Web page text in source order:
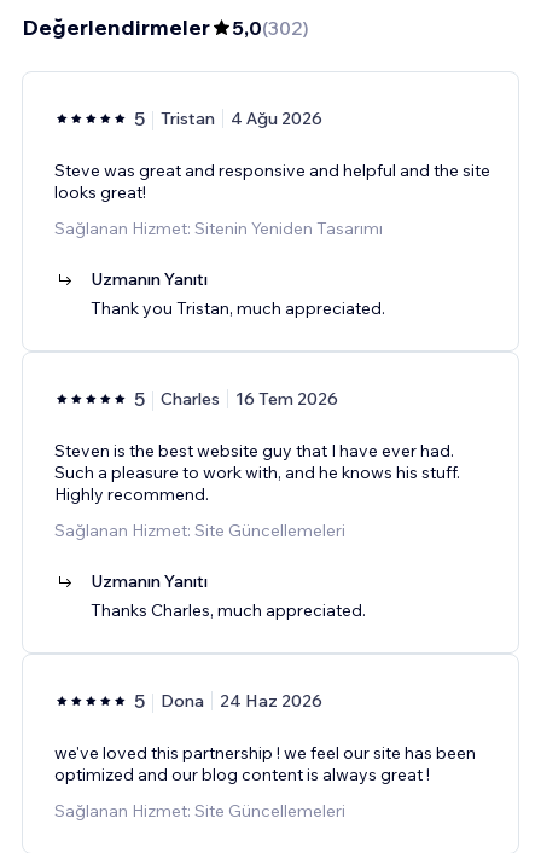
Değerlendirmeler 5,0(302)
5 Tristan 4 Ağu 2026
Steve was great and responsive and helpful and the site
looks great!
Sağlanan Hizmet: Sitenin Yeniden Tasarımı
Uzmanın Yanıtı
Thank you Tristan, much appreciated.
5 Charles 16 Tem 2026
Steven is the best website guy that I have ever had.
Such a pleasure to work with, and he knows his stuff.
Highly recommend.
Sağlanan Hizmet: Site Güncellemeleri
Uzmanın Yanıtı
Thanks Charles, much appreciated.
5 Dona 24 Haz 2026
we've loved this partnership ! we feel our site has been
optimized and our blog content is always great !
Sağlanan Hizmet: Site Güncellemeleri